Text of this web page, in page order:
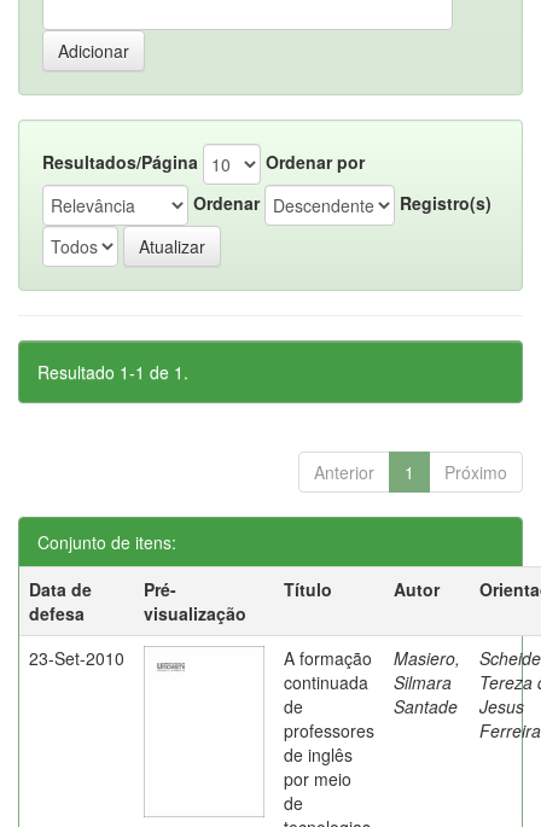
Resultados/Página
Ordenar por
Ordenar
Registro(s)
Resultado 1-1 de 1.
Anterior 1 Próximo
Conjunto de itens:
Data de
defesa
Pré-
visualização
Título Autor
23-Set-2010
A formação
continuada
de
professores
de inglês
por meio
de
Masiero,
Silmara
Santade
Tereza
Jesus
Ferreira